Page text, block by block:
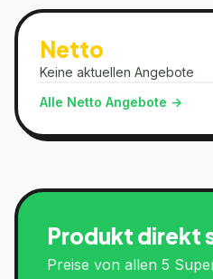
Netto
Keine aktuellen Angebote
Alle Netto Angebote →
Produkt direkt
Preise von allen 5